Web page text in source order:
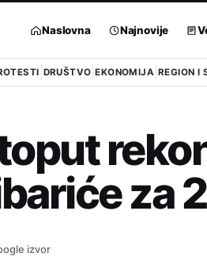
Naslovna Najnovije
DRUŠTVO EKONOMIJA REGION I
za
izvor